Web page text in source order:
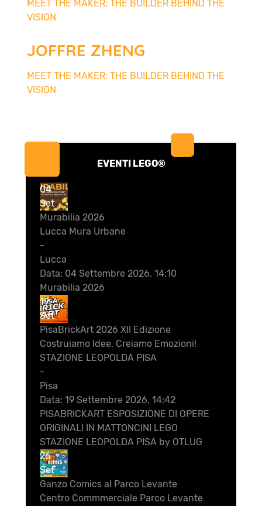
MEET THE MAKER: THE BUILDER BEHIND THE
VISION
JOFFRE ZHENG
MEET THE MAKER: THE BUILDER BEHIND THE
VISION
EVENTI LEGO®
04
Set
Murabilia 2026
Lucca Mura Urbane
-
Lucca
Data: 04 Settembre 2026, 14:10
Murabilia 2026
19
Set
PisaBrickArt 2026 XII Edizione
Costruiamo Idee, Creiamo Emozioni!
STAZIONE LEOPOLDA PISA
-
Pisa
Data: 19 Settembre 2026, 14:42
PISABRICKART ESPOSIZIONE DI OPERE
ORIGINALI IN MATTONCINI LEGO
STAZIONE LEOPOLDA PISA by OTLUG
26
Set
Ganzo Comics al Parco Levante
Centro Commmerciale Parco Levante